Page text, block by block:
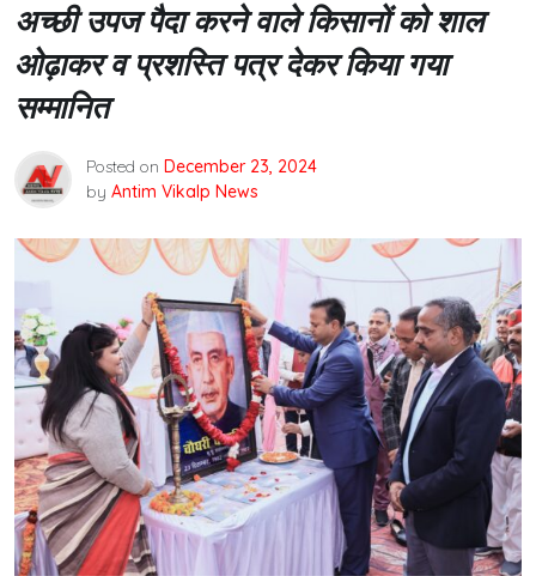
अच्छी उपज पैदा करने वाले किसानों को शाल
ओढ़ाकर व प्रशस्ति पत्र देकर किया गया
सम्मानित
Posted on December 23, 2024
by Antim Vikalp News